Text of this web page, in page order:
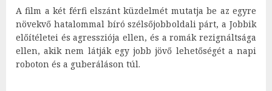
A film a két férfi elszánt küzdelmét mutatja be az egyre
növekvő hatalommal bíró szélsőjobboldali párt, a Jobbik
előítéletei és agressziója ellen, és a romák rezignáltsága
ellen, akik nem látják egy jobb jövő lehetőségét a napi
roboton és a guberáláson túl.